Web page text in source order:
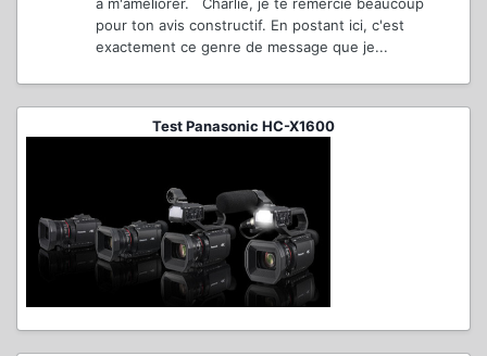
à m'améliorer. Charlie, je te remercie beaucoup
pour ton avis constructif. En postant ici, c'est
exactement ce genre de message que je...
Test Panasonic HC-X1600